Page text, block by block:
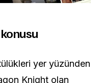
yer yüzünden
Knight olan